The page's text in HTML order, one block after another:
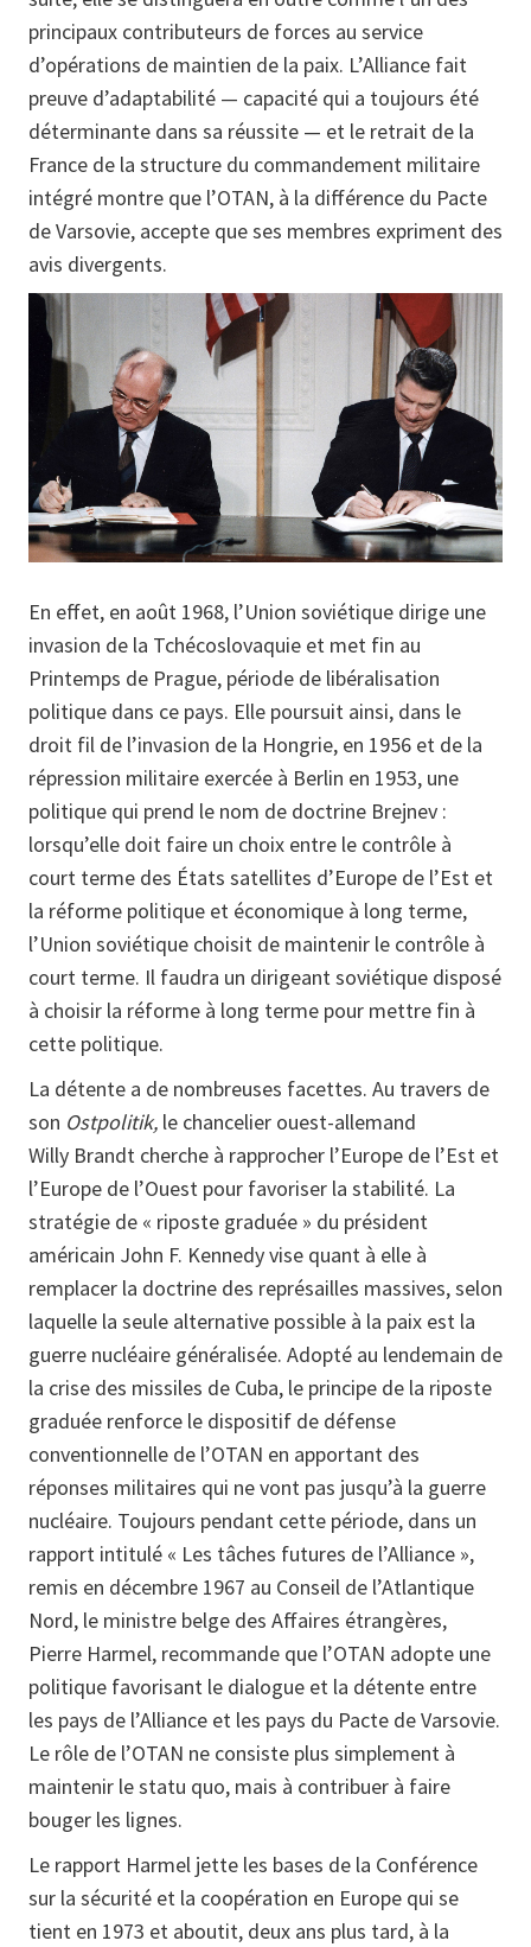
principaux contributeurs de forces au service
d’opérations de maintien de la paix. L’Alliance fait
preuve d’adaptabilité — capacité qui a toujours été
déterminante dans sa réussite — et le retrait de la
France de la structure du commandement militaire
intégré montre que l’OTAN, à la différence du Pacte
de Varsovie, accepte que ses membres expriment des
avis divergents.
En effet, en août 1968, l’Union soviétique dirige une
invasion de la Tchécoslovaquie et met fin au
Printemps de Prague, période de libéralisation
politique dans ce pays. Elle poursuit ainsi, dans le
droit fil de l’invasion de la Hongrie, en 1956 et de la
répression militaire exercée à Berlin en 1953, une
politique qui prend le nom de doctrine Brejnev :
lorsqu’elle doit faire un choix entre le contrôle à
court terme des États satellites d’Europe de l’Est et
la réforme politique et économique à long terme,
l’Union soviétique choisit de maintenir le contrôle à
court terme. Il faudra un dirigeant soviétique disposé
à choisir la réforme à long terme pour mettre fin à
cette politique.
La détente a de nombreuses facettes. Au travers de
son Ostpolitik, le chancelier ouest-allemand
Willy Brandt cherche à rapprocher l’Europe de l’Est et
l’Europe de l’Ouest pour favoriser la stabilité. La
stratégie de « riposte graduée » du président
américain John F. Kennedy vise quant à elle à
remplacer la doctrine des représailles massives, selon
laquelle la seule alternative possible à la paix est la
guerre nucléaire généralisée. Adopté au lendemain de
la crise des missiles de Cuba, le principe de la riposte
graduée renforce le dispositif de défense
conventionnelle de l’OTAN en apportant des
réponses militaires qui ne vont pas jusqu’à la guerre
nucléaire. Toujours pendant cette période, dans un
rapport intitulé « Les tâches futures de l’Alliance »,
remis en décembre 1967 au Conseil de l’Atlantique
Nord, le ministre belge des Affaires étrangères,
Pierre Harmel, recommande que l’OTAN adopte une
politique favorisant le dialogue et la détente entre
les pays de l’Alliance et les pays du Pacte de Varsovie.
Le rôle de l’OTAN ne consiste plus simplement à
maintenir le statu quo, mais à contribuer à faire
bouger les lignes.
Le rapport Harmel jette les bases de la Conférence
sur la sécurité et la coopération en Europe qui se
tient en 1973 et aboutit, deux ans plus tard, à la